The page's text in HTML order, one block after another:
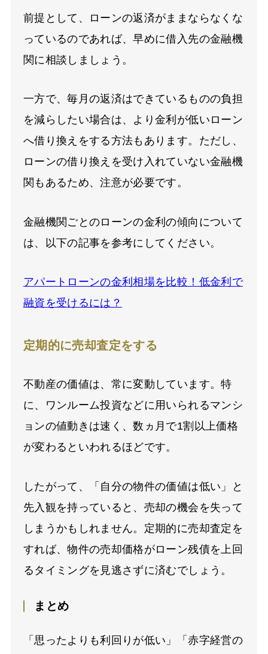
前提として、ローンの返済がままならなくな
っているのであれば、早めに借入先の金融機
関に相談しましょう。
一方で、毎月の返済はできているものの負担
を減らしたい場合は、より金利が低いローン
へ借り換えをする方法もあります。ただし、
ローンの借り換えを受け入れていない金融機
関もあるため、注意が必要です。
金融機関ごとのローンの金利の傾向について
は、以下の記事を参考にしてください。
アパートローンの金利相場を比較！低金利で
融資を受けるには？
定期的に売却査定をする
不動産の価値は、常に変動しています。特
に、ワンルーム投資などに用いられるマンシ
ョンの値動きは速く、数ヵ月で1割以上価格
が変わるといわれるほどです。
したがって、「自分の物件の価値は低い」と
先入観を持っていると、売却の機会を失って
しまうかもしれません。定期的に売却査定を
すれば、物件の売却価格がローン残債を上回
るタイミングを見逃さずに済むでしょう。
まとめ
「思ったよりも利回りが低い」「赤字経営の